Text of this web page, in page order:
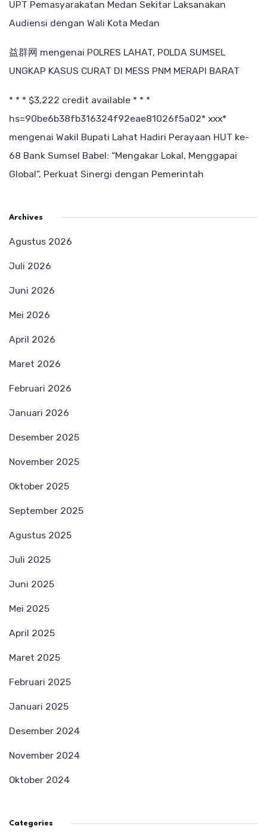
UPT Pemasyarakatan Medan Sekitar Laksanakan
Audiensi dengan Wali Kota Medan
益群网 mengenai POLRES LAHAT, POLDA SUMSEL
UNGKAP KASUS CURAT DI MESS PNM MERAPI BARAT
* * * $3,222 credit available * * *
hs=90be6b38fb316324f92eae81026f5a02* ххх*
mengenai Wakil Bupati Lahat Hadiri Perayaan HUT ke-
68 Bank Sumsel Babel: “Mengakar Lokal, Menggapai
Global”, Perkuat Sinergi dengan Pemerintah
Archives
Agustus 2026
Juli 2026
Juni 2026
Mei 2026
April 2026
Maret 2026
Februari 2026
Januari 2026
Desember 2025
November 2025
Oktober 2025
September 2025
Agustus 2025
Juli 2025
Juni 2025
Mei 2025
April 2025
Maret 2025
Februari 2025
Januari 2025
Desember 2024
November 2024
Oktober 2024
Categories